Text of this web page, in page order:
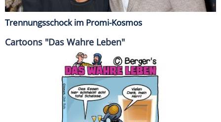
Trennungsschock im Promi-Kosmos
Cartoons "Das Wahre Leben"